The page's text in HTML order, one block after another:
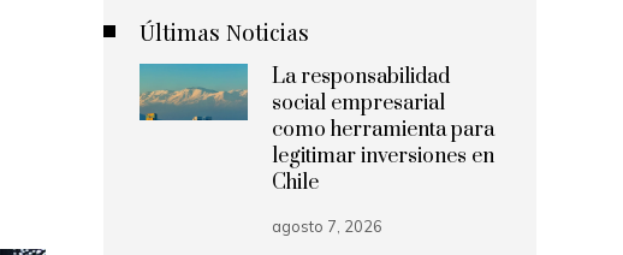
Últimas Noticias
La responsabilidad
social empresarial
como herramienta para
legitimar inversiones en
Chile
agosto 7, 2026